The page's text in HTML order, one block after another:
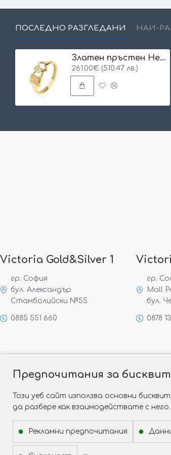
ПОСЛЕДНО РАЗГЛЕДАНИ НАЙ-
Златен пръстен Heria
261.00€ (510.47 лв.)
Victoria Gold&Silver 1
гр. София
бул. Александър
Стамболийски №55
0885 551 660
гр.
Mall
бул.
0878
Предпочитания за
Този уеб сайт използва основни
да разбере как взаимодействате с
Рекламни предпочитания